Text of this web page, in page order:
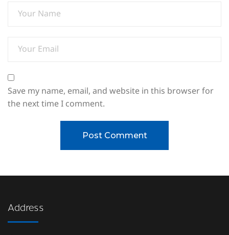
Save my name, email, and website in this browser for
the next time I comment.
Address